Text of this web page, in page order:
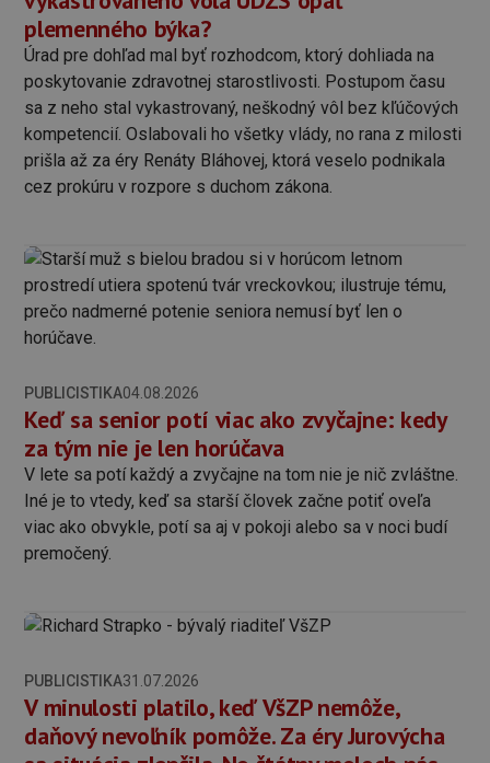
plemenného býka?
Úrad pre dohľad mal byť rozhodcom, ktorý dohliada na
poskytovanie zdravotnej starostlivosti. Postupom času
sa z neho stal vykastrovaný, neškodný vôl bez kľúčových
kompetencií. Oslabovali ho všetky vlády, no rana z milosti
prišla až za éry Renáty Bláhovej, ktorá veselo podnikala
cez prokúru v rozpore s duchom zákona.
PUBLICISTIKA04.08.2026
Keď sa senior potí viac ako zvyčajne: kedy
za tým nie je len horúčava
V lete sa potí každý a zvyčajne na tom nie je nič zvláštne.
Iné je to vtedy, keď sa starší človek začne potiť oveľa
viac ako obvykle, potí sa aj v pokoji alebo sa v noci budí
premočený.
PUBLICISTIKA31.07.2026
V minulosti platilo, keď VšZP nemôže,
daňový nevoľník pomôže. Za éry Jurovýcha